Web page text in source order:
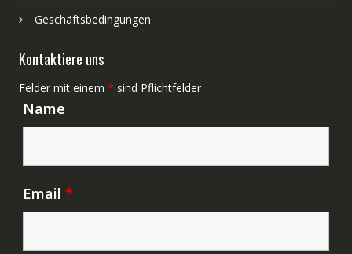
Geschäftsbedingungen
Kontaktiere uns
Felder mit einem * sind Pflichtfelder
Name
Email *